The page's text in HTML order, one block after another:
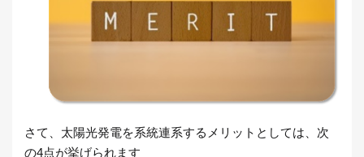
さて、太陽光発電を系統連系するメリットとしては、次
の4点が挙げられます